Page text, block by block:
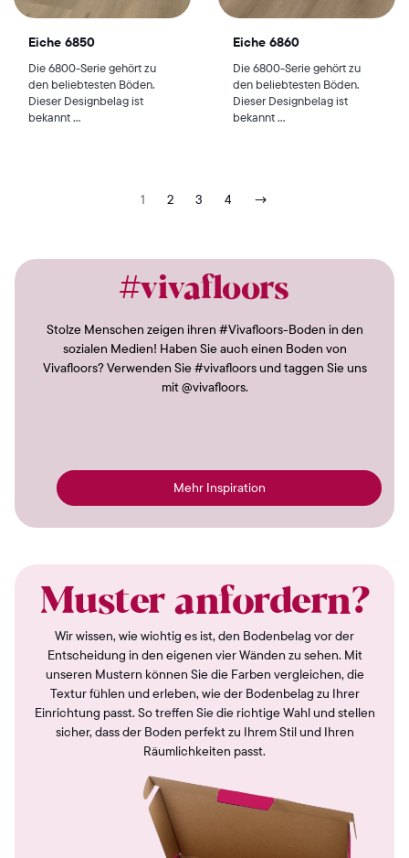
Eiche 6850
Die 6800-Serie gehört zu
den beliebtesten Böden.
Dieser Designbelag ist
bekannt ...
Eiche 6860
Die 6800-Serie gehört zu
den beliebtesten Böden.
Dieser Designbelag ist
bekannt ...
1 2 3 4 →
#vivafloors
Stolze Menschen zeigen ihren #Vivafloors-Boden in den
sozialen Medien! Haben Sie auch einen Boden von
Vivafloors? Verwenden Sie #vivafloors und taggen Sie uns
mit @vivafloors.
Mehr Inspiration
Muster anfordern?
Wir wissen, wie wichtig es ist, den Bodenbelag vor der
Entscheidung in den eigenen vier Wänden zu sehen. Mit
unseren Mustern können Sie die Farben vergleichen, die
Textur fühlen und erleben, wie der Bodenbelag zu Ihrer
Einrichtung passt. So treffen Sie die richtige Wahl und stellen
sicher, dass der Boden perfekt zu Ihrem Stil und Ihren
Räumlichkeiten passt.